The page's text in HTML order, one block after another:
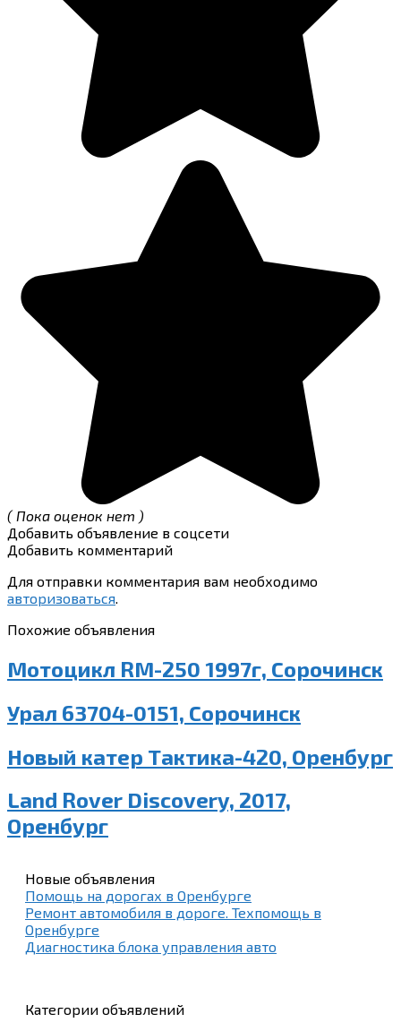
( Пока оценок нет )
Добавить объявление в соцсети
Добавить комментарий
Для отправки комментария вам необходимо
авторизоваться.
Похожие объявления
Мотоцикл RM-250 1997г, Сорочинск
Урал 63704-0151, Сорочинск
Новый катер Тактика-420, Оренбург
Land Rover Discovery, 2017,
Оренбург
Новые объявления
Помощь на дорогах в Оренбурге
Ремонт автомобиля в дороге. Техпомощь в
Оренбурге
Диагностика блока управления авто
Категории объявлений